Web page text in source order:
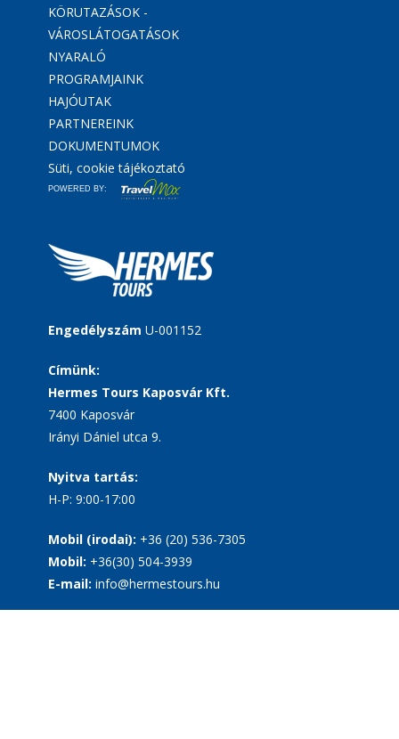
KÖRUTAZÁSOK -
VÁROSLÁTOGATÁSOK
NYARALÓ
PROGRAMJAINK
HAJÓUTAK
PARTNEREINK
DOKUMENTUMOK
Süti, cookie tájékoztató
POWERED BY:
Engedélyszám U-001152
Címünk:
Hermes Tours Kaposvár Kft.
7400 Kaposvár
Irányi Dániel utca 9.
Nyitva tartás:
H-P: 9:00-17:00
Mobil (irodai): +36 (20) 536-7305
Mobil: +36(30) 504-3939
E-mail: info@hermestours.hu